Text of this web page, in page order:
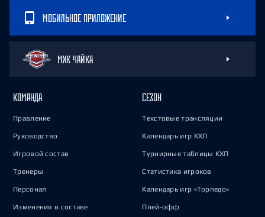
МОБИЛЬНОЕ ПРИЛОЖЕНИЕ
МХК ЧАЙКА
КОМАНДА
Правление
Руководство
Игровой состав
Тренеры
Персонал
Изменения в составе
СЕЗОН
Текстовые трансляции
Календарь игр КХЛ
Турнирные таблицы КХЛ
Статистика игроков
Календарь игр «Торпедо»
Плей-офф